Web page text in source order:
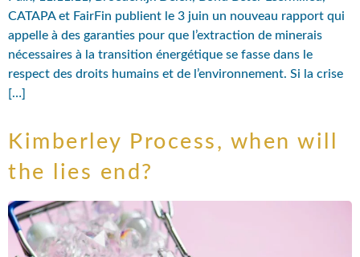
CATAPA et FairFin publient le 3 juin un nouveau rapport qui
appelle à des garanties pour que l’extraction de minerais
nécessaires à la transition énergétique se fasse dans le
respect des droits humains et de l’environnement. Si la crise
[…]
Kimberley Process, when will
the lies end?